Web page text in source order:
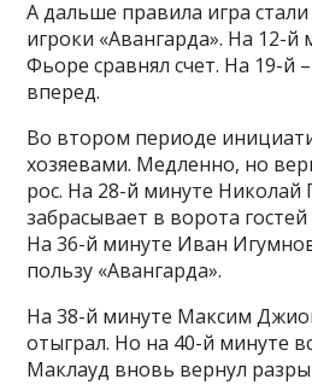
А дальше правила игра
игроки «Авангарда». На 12-
Фьоре сравнял счет. На 19-й
вперед.
Во втором периоде
хозяевами. Медленно, но
рос. На 28-й минуте Николай
забрасывает в ворота
На 36-й минуте Иван
пользу «Авангарда».
На 38-й минуте Максим
отыграл. Но на 40-й минуте
Маклауд вновь вернул